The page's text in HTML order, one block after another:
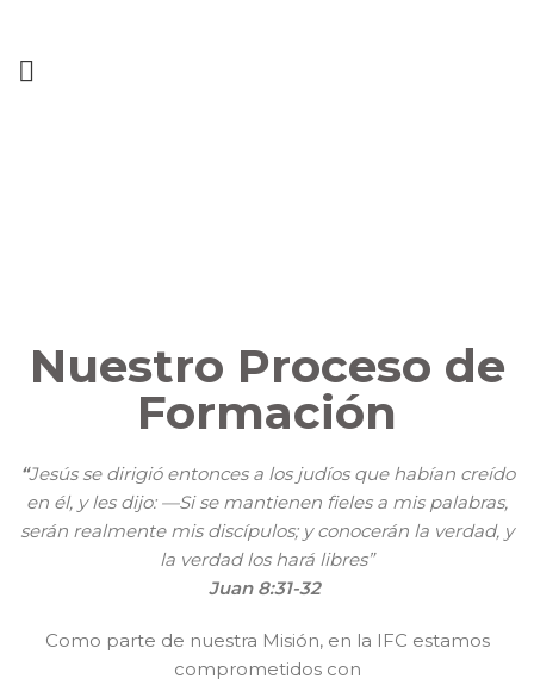
Nuestro Proceso de
Formación
“Jesús se dirigió entonces a los judíos que habían creído
en él, y les dijo: —Si se mantienen fieles a mis palabras,
serán realmente mis discípulos; y conocerán la verdad, y
la verdad los hará libres”
Juan 8:31-32
Como parte de nuestra Misión, en la IFC estamos
comprometidos con